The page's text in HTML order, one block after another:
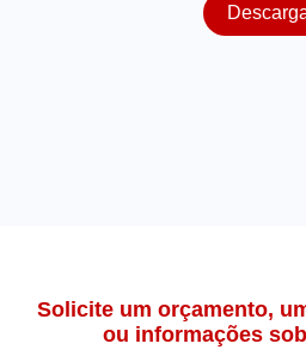
Solicite um orçamento,
ou informações